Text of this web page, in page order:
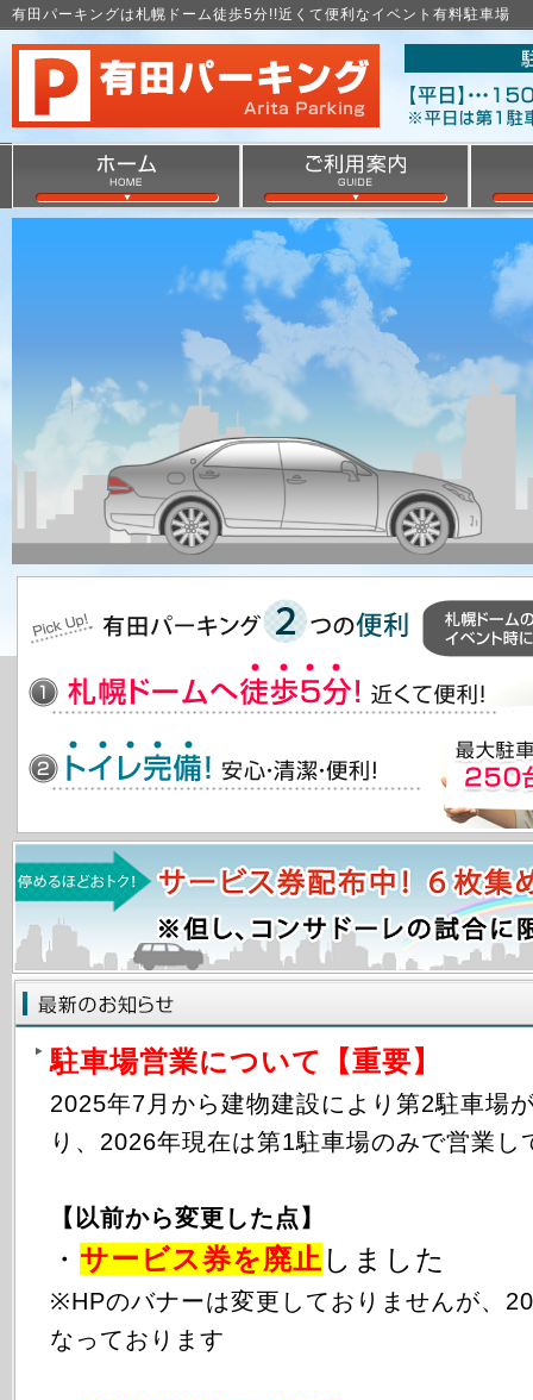
有田パーキングは札幌ドーム徒歩5分!!近くて便利なイベント有料駐車場
駐車場営業について【重要】
2025年7月から建物建設により第2駐車場
り、2026年現在は第1駐車場のみで営業し
【以前から変更した点】
・ サービス券を廃止 しました
※HPのバナーは変更しておりませんが、
なっております